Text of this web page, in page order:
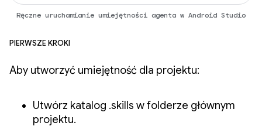
Ręczne uruchamianie umiejętności agenta w Android Studio
Pierwsze kroki
Aby utworzyć umiejętność dla projektu:
Utwórz katalog .skills w folderze głównym
projektu.